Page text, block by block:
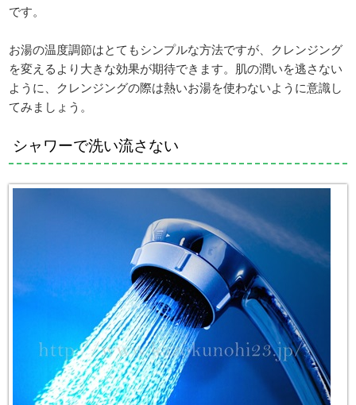
です。
お湯の温度調節はとてもシンプルな方法ですが、クレンジング
を変えるより大きな効果が期待できます。肌の潤いを逃さない
ように、クレンジングの際は熱いお湯を使わないように意識し
てみましょう。
シャワーで洗い流さない